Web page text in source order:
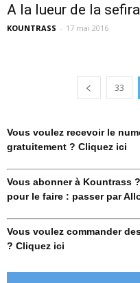
A la lueur de la
KOUNTRASS - 17 mai 2016
33
Vous voulez recevoir le
gratuitement ? Cliquez ici
Vous abonner à Kountrass
pour le faire : passer par
Vous voulez commander
? Cliquez ici